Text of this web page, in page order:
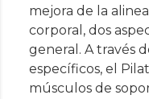
mejora de la
corporal, dos
general. A través
específicos, el
músculos de